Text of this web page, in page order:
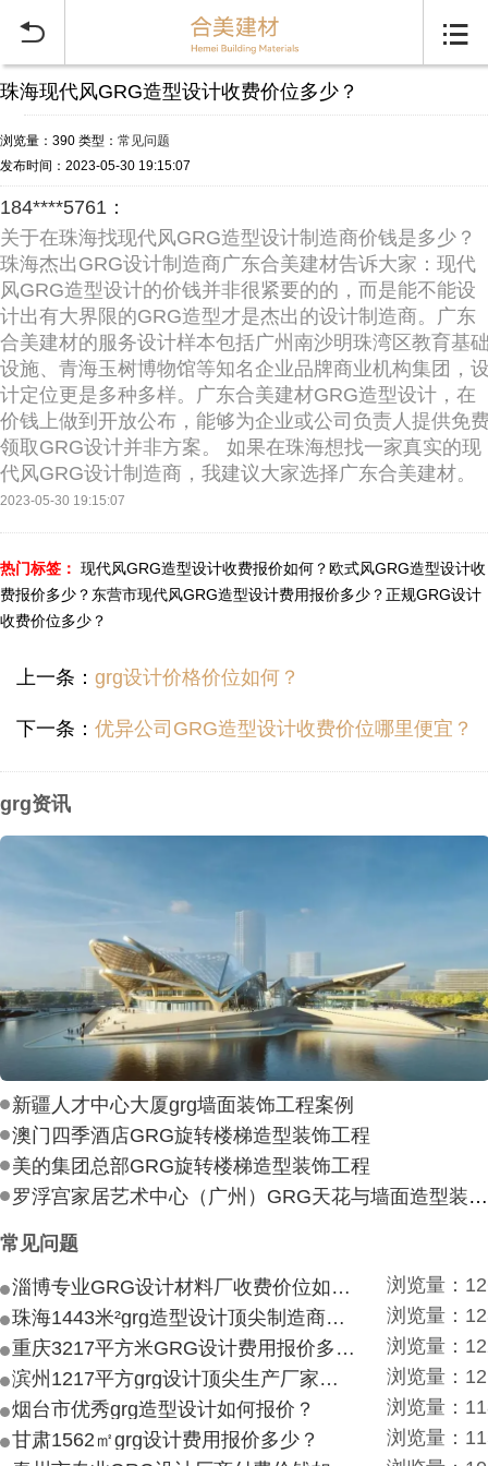
 
珠海现代风GRG造型设计收费价位多少？
浏览量：390 类型： 常见问题
发布时间：2023-05-30 19:15:07
184****5761：
关于在珠海找现代风GRG造型设计制造商价钱是多少？
珠海杰出GRG设计制造商广东合美建材告诉大家：现代
风GRG造型设计的价钱并非很紧要的的，而是能不能设
计出有大界限的GRG造型才是杰出的设计制造商。广东
合美建材的服务设计样本包括广州南沙明珠湾区教育基
设施、青海玉树博物馆等知名企业品牌商业机构集团，
计定位更是多种多样。广东合美建材GRG造型设计，在
价钱上做到开放公布，能够为企业或公司负责人提供免
领取GRG设计并非方案。 如果在珠海想找一家真实的现
代风GRG设计制造商，我建议大家选择广东合美建材。
2023-05-30 19:15:07
热门标签： 现代风GRG造型设计收费报价如何？欧式风GRG造型设计收
费报价多少？ 东营市现代风GRG造型设计费用报价多少？正规GRG设计
收费价位多少？
上一条： grg设计价格价位如何？
下一条： 优异公司GRG造型设计收费价位哪里便宜？
grg资讯
新疆人才中心大厦grg墙面装饰工程案例
澳门四季酒店GRG旋转楼梯造型装饰工程
美的集团总部GRG旋转楼梯造型装饰工程
罗浮宫家居艺术中心（广州）GRG天花与墙面造型装饰工程
常见问题
淄博专业GRG设计材料厂收费价位如何？
浏览量：
珠海1443米²grg造型设计顶尖制造商付费付费多少？
浏览量：
重庆3217平方米GRG设计费用报价多少？
浏览量：
滨州1217平方grg设计顶尖生产厂家价目如何？
浏览量：
烟台市优秀grg造型设计如何报价？
浏览量：
甘肃1562㎡grg设计费用报价多少？
浏览量：